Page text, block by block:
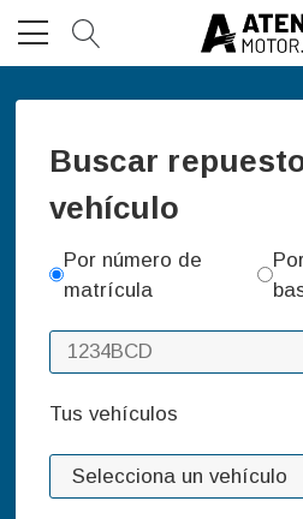
Buscar
vehículo
Por número de
matrícula
Tus vehículos